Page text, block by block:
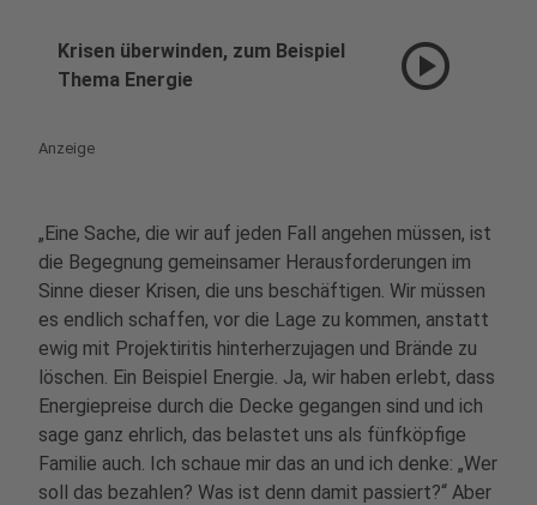
Krisen überwinden, zum Beispiel
Thema Energie
play_circle
Anzeige
„Eine Sache, die wir auf jeden Fall angehen müssen, ist
die Begegnung gemeinsamer Herausforderungen im
Sinne dieser Krisen, die uns beschäftigen. Wir müssen
es endlich schaffen, vor die Lage zu kommen, anstatt
ewig mit Projektiritis hinterherzujagen und Brände zu
löschen. Ein Beispiel Energie. Ja, wir haben erlebt, dass
Energiepreise durch die Decke gegangen sind und ich
sage ganz ehrlich, das belastet uns als fünfköpfige
Familie auch. Ich schaue mir das an und ich denke: „Wer
soll das bezahlen? Was ist denn damit passiert?“ Aber